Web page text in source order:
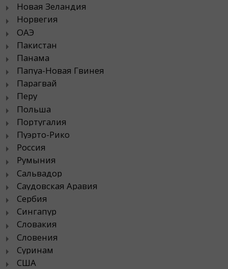
Новая Зеландия
Норвегия
ОАЭ
Пакистан
Панама
Папуа-Новая Гвинея
Парагвай
Перу
Польша
Португалия
Пуэрто-Рико
Россия
Румыния
Сальвадор
Саудовская Аравия
Сербия
Сингапур
Словакия
Словения
Суринам
США